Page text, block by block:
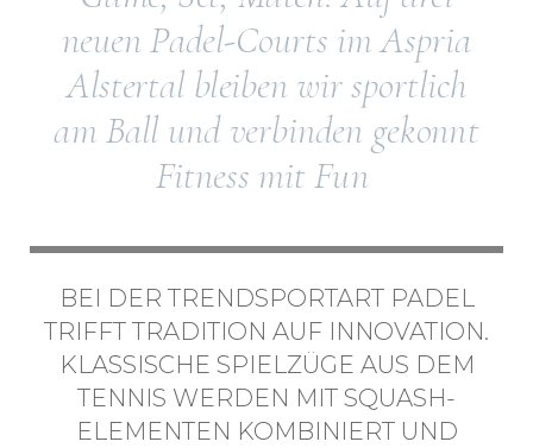
neuen Padel-Courts im Aspria
Alstertal bleiben wir sportlich
am Ball und verbinden gekonnt
Fitness mit Fun
BEI DER TRENDSPORTART PADEL
TRIFFT TRADITION AUF INNOVATION.
KLASSISCHE SPIELZÜGE AUS DEM
TENNIS WERDEN MIT SQUASH-
ELEMENTEN KOMBINIERT UND